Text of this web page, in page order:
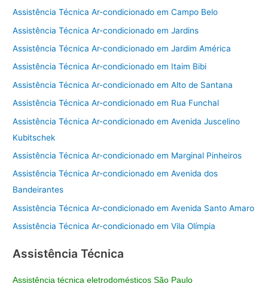
Assistência Técnica Ar-condicionado em Campo Belo
Assistência Técnica Ar-condicionado em Jardins
Assistência Técnica Ar-condicionado em Jardim América
Assistência Técnica Ar-condicionado em Itaim Bibi
Assistência Técnica Ar-condicionado em Alto de Santana
Assistência Técnica Ar-condicionado em Rua Funchal
Assistência Técnica Ar-condicionado em Avenida Juscelino
Kubitschek
Assistência Técnica Ar-condicionado em Marginal Pinheiros
Assistência Técnica Ar-condicionado em Avenida dos
Bandeirantes
Assistência Técnica Ar-condicionado em Avenida Santo Amaro
Assistência Técnica Ar-condicionado em Vila Olímpia
Assistência Técnica
Assistência técnica eletrodomésticos São Paulo